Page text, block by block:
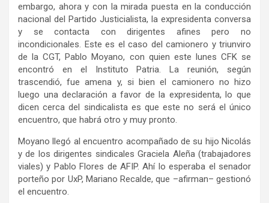
embargo, ahora y con la mirada puesta en la conducción
nacional del Partido Justicialista, la expresidenta conversa
y se contacta con dirigentes afines pero no
incondicionales. Este es el caso del camionero y triunviro
de la CGT, Pablo Moyano, con quien este lunes CFK se
encontró en el Instituto Patria. La reunión, según
trascendió, fue amena y, si bien el camionero no hizo
luego una declaración a favor de la expresidenta, lo que
dicen cerca del sindicalista es que este no será el único
encuentro, que habrá otro y muy pronto.
Moyano llegó al encuentro acompañado de su hijo Nicolás
y de los dirigentes sindicales Graciela Aleña (trabajadores
viales) y Pablo Flores de AFIP. Ahí lo esperaba el senador
porteño por UxP, Mariano Recalde, que –afirman– gestionó
el encuentro.